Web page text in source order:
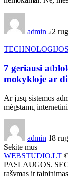
admin 22
TECHNOLOGIJOS
7 geriausi
mokykloje ar
Ar jūsų sistemos
mėgstamų
admin 18
Sekite mus
WEBSTUDIO.LT
PASLAUGOS.
rašymas ir